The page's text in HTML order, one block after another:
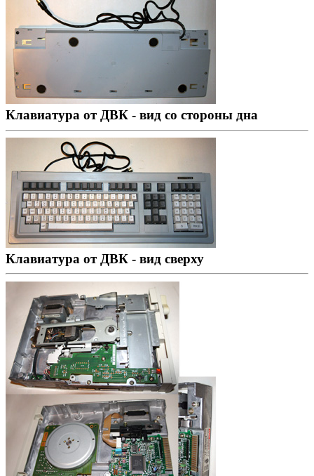
Клавиатура от ДВК - вид со стороны дна
Клавиатура от ДВК - вид сверху